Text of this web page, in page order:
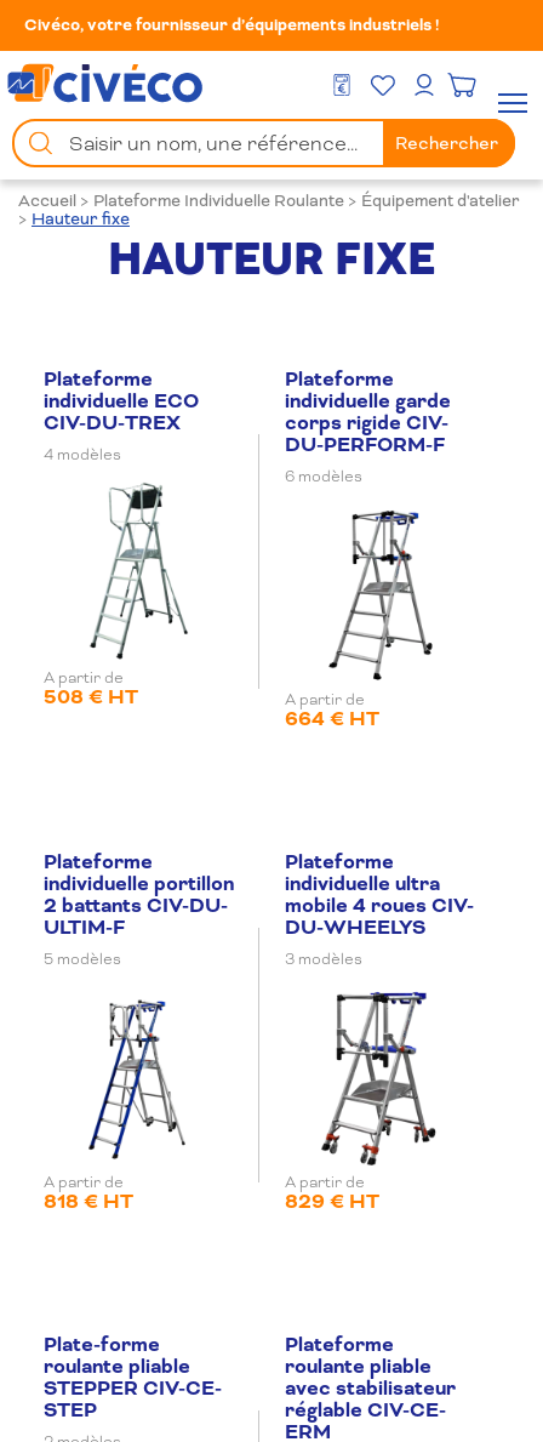
Civéco, votre fournisseur d’équipements industriels !
DEVIS GRATUIT
Mes FavorisMon compte
Chercher
un
produit
Rechercher
Accueil > Plateforme Individuelle Roulante > Équipement d'atelier
> Hauteur fixe
HAUTEUR FIXE
Plateforme
individuelle ECO
CIV-DU-TREX
4 modèles
A partir de
508 € HT
Plateforme
individuelle garde
corps rigide CIV-
DU-PERFORM-F
6 modèles
A partir de
664 € HT
Plateforme
individuelle portillon
2 battants CIV-DU-
ULTIM-F
5 modèles
A partir de
818 € HT
Plateforme
individuelle ultra
mobile 4 roues CIV-
DU-WHEELYS
3 modèles
A partir de
829 € HT
Plate-forme
roulante pliable
STEPPER CIV-CE-
STEP
Plateforme
roulante pliable
avec stabilisateur
réglable CIV-CE-
ERM